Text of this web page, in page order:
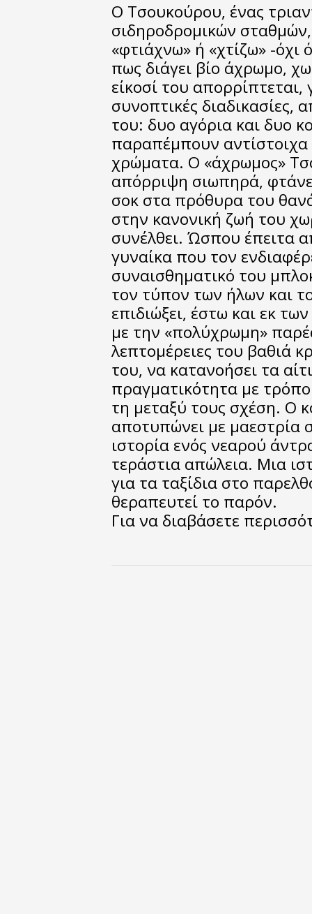
Ο Τσουκούρου, ένας
σιδηροδρομικών
«φτιάχνω» ή «χτίζω» -όχι
πως διάγει βίο άχρωμο,
είκοσί του
συνοπτικές διαδικασίες,
του: δυο αγόρια και δυο
παραπέμπουν αντίστοιχα
χρώματα. Ο «άχρωμος»
απόρριψη σιωπηρά,
σοκ στα πρόθυρα του
στην κανονική ζωή του
συνέλθει. Ώσπου έπειτα
γυναίκα που τον
συναισθηματικό του
τον τύπον των ήλων και
επιδιώξει, έστω και εκ
με την «πολύχρωμη»
λεπτομέρειες του βαθιά
του, να κατανοήσει τα
πραγματικότητα με τρόπο
τη μεταξύ τους σχέση. Ο
αποτυπώνει με μαεστρία
ιστορία ενός νεαρού
τεράστια απώλεια. Μια
για τα ταξίδια στο
θεραπευτεί το παρόν.
Για να διαβάσετε